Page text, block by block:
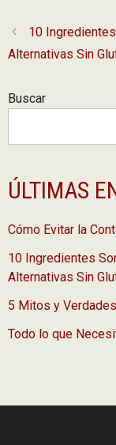
10
Alternativas Sin
Buscar
ÚLTIMAS
Cómo Evitar la
10 Ingredientes
Alternativas Sin
5 Mitos y
Todo lo que